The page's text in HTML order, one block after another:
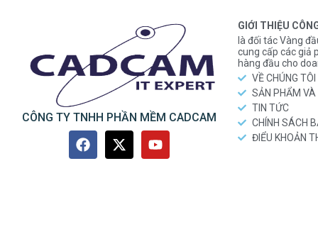
CÔNG TY TNHH PHẦN MỀM CADCAM
GIỚI THIỆU
là đối tác Vàng
cung cấp các giả
hàng đầu cho
VỀ CHÚNG TÔI
SẢN PHẨM VÀ
TIN TỨC
CHÍNH SÁCH
ĐIỂU KHOẢN